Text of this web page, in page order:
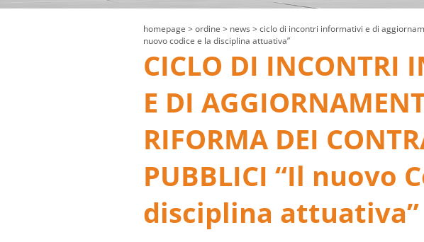
homepage > ordine > news > ciclo di incontri informativi e di
nuovo codice e la disciplina attuativa”
CICLO DI INCONTRI
E DI
RIFORMA DEI
PUBBLICI “Il nuovo
disciplina attuativa”